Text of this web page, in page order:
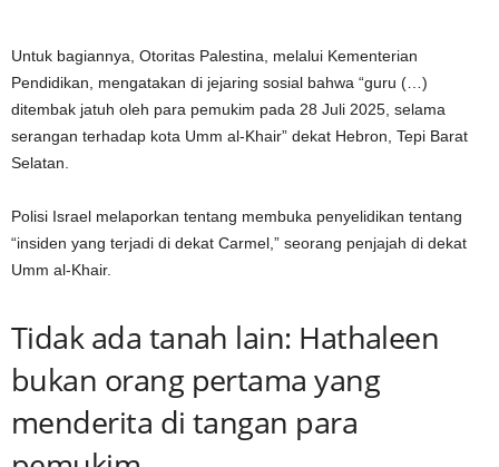
Untuk bagiannya, Otoritas Palestina, melalui Kementerian
Pendidikan, mengatakan di jejaring sosial bahwa “guru (…)
ditembak jatuh oleh para pemukim pada 28 Juli 2025, selama
serangan terhadap kota Umm al-Khair” dekat Hebron, Tepi Barat
Selatan.
Polisi Israel melaporkan tentang membuka penyelidikan tentang
“insiden yang terjadi di dekat Carmel,” seorang penjajah di dekat
Umm al-Khair.
Tidak ada tanah lain: Hathaleen
bukan orang pertama yang
menderita di tangan para